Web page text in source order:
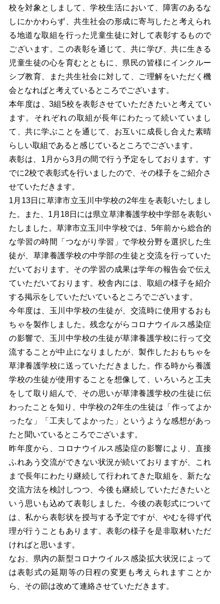
校を対象としまして、学校生活において、障害のあるな
しにかかわらず、共生社会の形成に寄与したと考えられ
る地道な取組を行った児童生徒に対して表彰するもので
ございます。この表彰を通じて、共に学び、共に生きる
児童生徒の心を育むとともに、県民の皆様にインクルー
シブ教育、また共生社会に対して、ご理解をいただく機
会となればと考えているところでございます。
本年度は、3組5校を表彰させていただきたいと考えてい
ます。それぞれの取組が長年にわたって続いていまし
て、共に学ぶことを通じて、お互いに成長し合えた素晴
らしい取組であると感じているところでございます。
表彰は、1月から3月の間で行う予定をしております。す
でに2校で表彰式を行いましたので、その様子をご紹介さ
せていただきます。
1 月13日に草津市立玉川中学校の2年生を表彰いたしまし
た。また、1月18日には県立草津養護学校中学部を表彰い
たしました。草津市立玉川中学校では、5年前から総合的
な学習の時間「つながり学習」で学校分野を選択した生
徒が、草津養護学校の中学部の生徒と交流を行っていた
だいております。その学習の成果は学年の報告会で伝え
ていただいております。校舎内には、取組の様子を紹介
する掲示をしていただいているところでございます。
今年度は、玉川中学校の生徒が、交流時に使用するおも
ちゃを製作しました。残念ながらコロナウイルス感染症
の影響で、玉川中学校の生徒が草津養護学校に行って交
流することが中止になりましたが、製作したおもちゃを
草津養護学校に送っていただきました。作る時から養護
学校の生徒が使用することを想像して、いろいろと工夫
をして取り組んで、その思いが草津養護学校の生徒に伝
わったことを知り、中学校の2年生の生徒は「作ってよか
ったな」「工夫してよかった」というような感想があっ
たと聞いているところでございます。
昨年度から、コロナウイルス感染症の影響により、直接
ふれあう交流ができない状況が続いておりますが、これ
まで長年にわたり継続して行われてきた取組を、新たな
交流方法を検討しつつ、今後も継続していただきたいと
いう思いも込めて表彰しました。今後の表彰式について
は、私から表彰状を授与する予定ですが、やむを得ず代
理が行うこともあります。表彰の様子を是非取材いただ
ければと思います。
なお、県内の新型コロナウイルス感染拡大状況によって
は表彰式の延期等の日程の変更も考えられますことか
ら、その節は改めて連絡させていただきます。